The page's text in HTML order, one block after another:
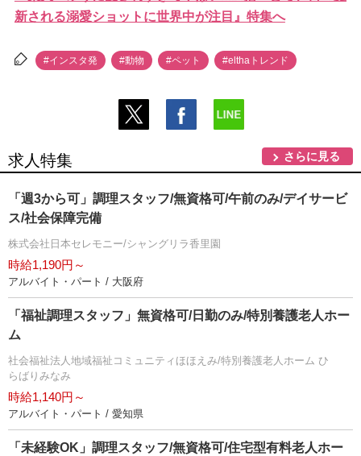
新される溺愛ショットに世界中が注目』特集へ
#インスタ発 #動物 #ペット #elthaトレンド
求人特集 さらに見る
「週3から可」調理スタッフ/無資格可/午前のみ/デイサービ
ス/社会保障完備
株式会社日本セレモニー/シャングリラ香里園
時給1,190円～
アルバイト・パート / 大阪府
「福祉調理スタッフ」無資格可/日勤のみ/特別養護老人ホー
ム
社会福祉法人地域福祉コミュニティほほえみ/特別養護老人ホーム ひ
らばりみなみ
時給1,140円～
アルバイト・パート / 愛知県
「未経験OK」調理スタッフ/無資格可/住宅型有料老人ホー